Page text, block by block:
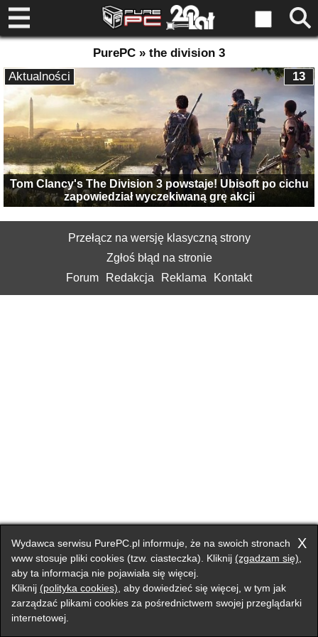
PurePC » the division 3
Tom Clancy's The Division 3 powstaje! Ubisoft po cichu
zapowiedział wyczekiwaną grę akcji
13
Aktualności
Przełącz na wersję klasyczną strony
Zgłoś błąd na stronie
Forum
Redakcja Reklama Kontakt
X
Wydawca serwisu PurePC.pl informuje, że na swoich stronach
www stosuje pliki cookies (tzw. ciasteczka). Kliknij (zgadzam się)
aby ta informacja nie pojawiała się więcej.
Kliknij (polityka cookies) , aby dowiedzieć się więcej, w tym jak
zarządzać plikami cookies za pośrednictwem swojej przeglądarki
internetowej.